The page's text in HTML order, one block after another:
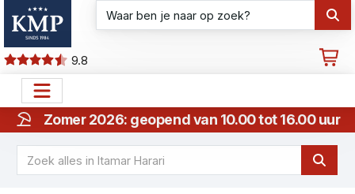
9.8
Zomer 2026: geopend van 10.00 tot 16.00 uur